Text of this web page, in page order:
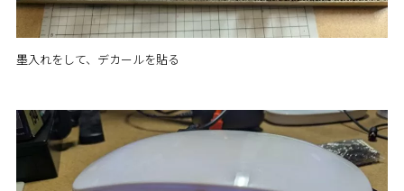
墨入れをして、デカールを貼る